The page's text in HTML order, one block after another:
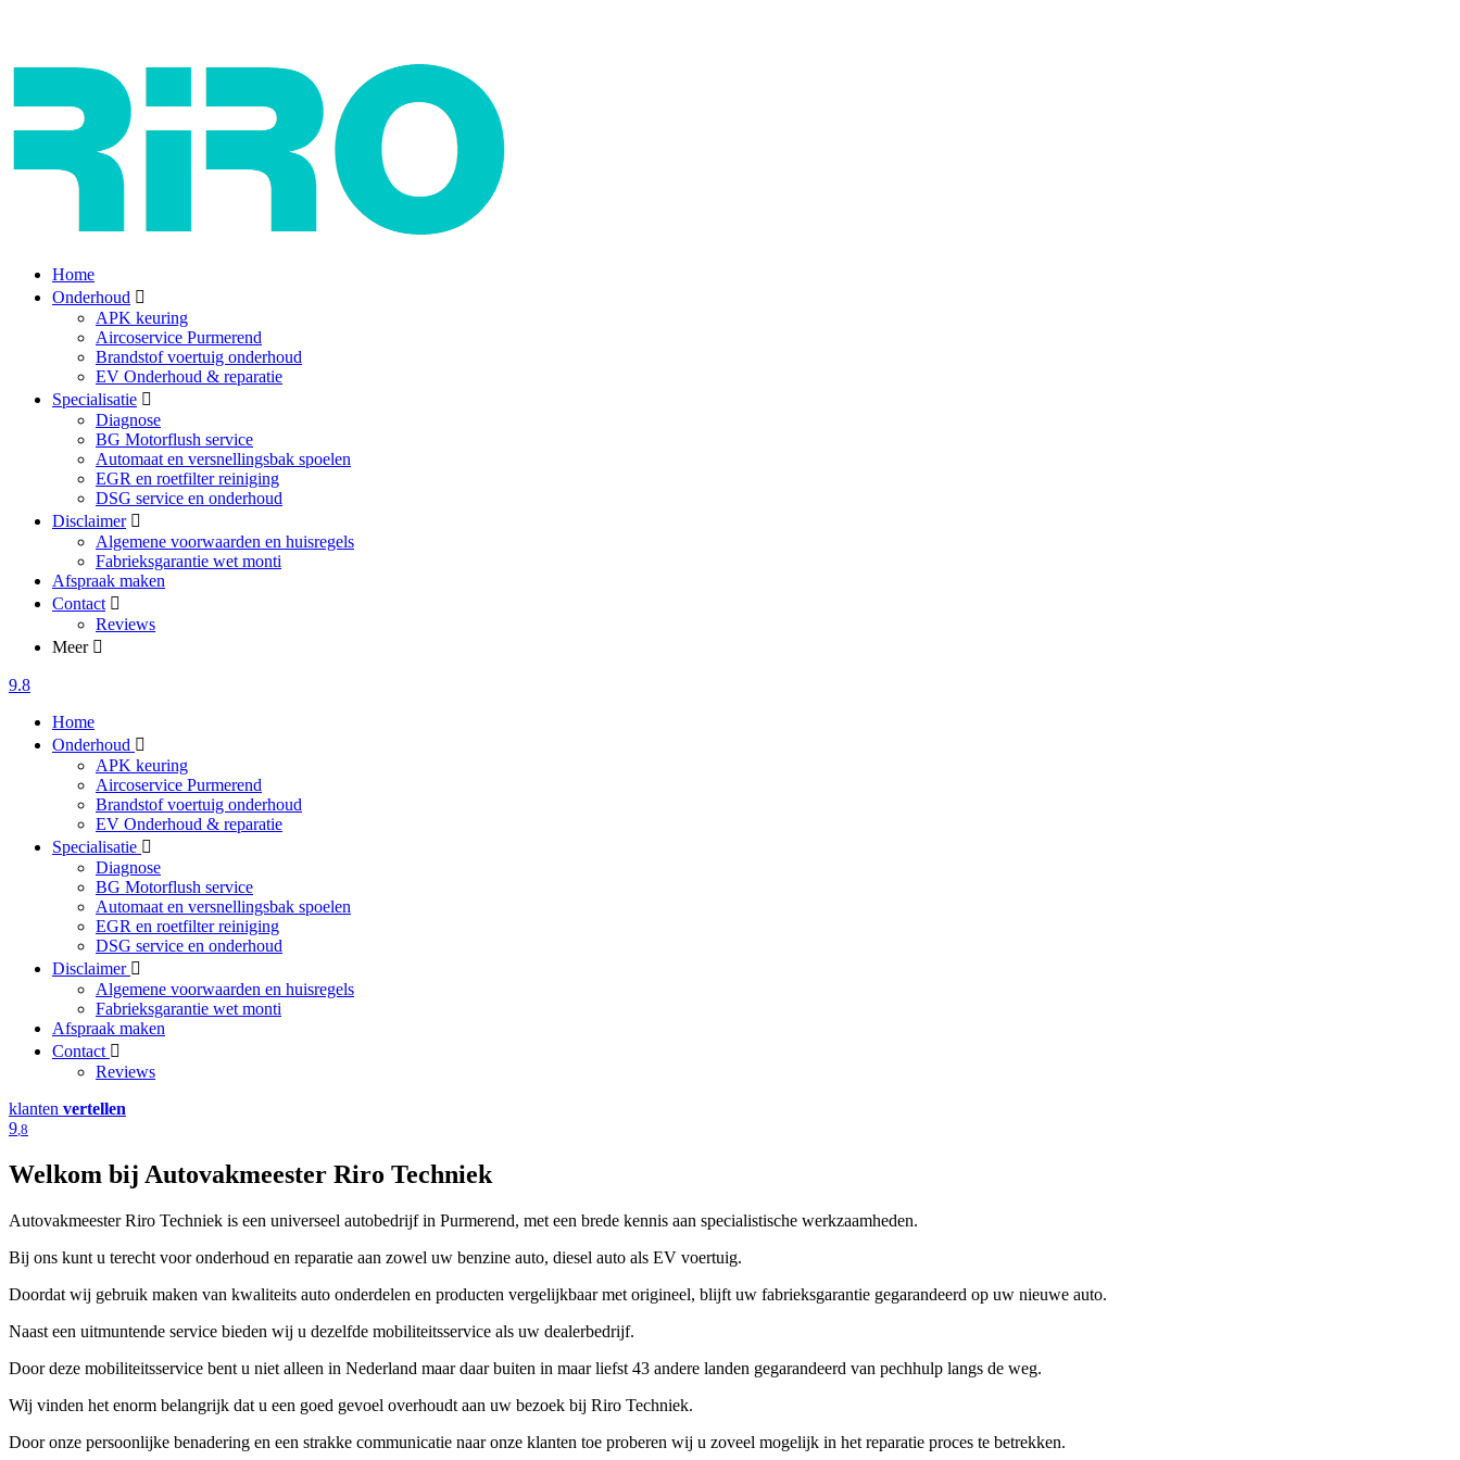
Home
Onderhoud
APK keuring
Aircoservice Purmerend
Brandstof voertuig onderhoud
EV Onderhoud & reparatie
Specialisatie
Diagnose
BG Motorflush service
Automaat en versnellingsbak spoelen
EGR en roetfilter reiniging
DSG service en onderhoud
Disclaimer
Algemene voorwaarden en huisregels
Fabrieksgarantie wet monti
Afspraak maken
Contact
Reviews
Meer
9.8
Home
Onderhoud
APK keuring
Aircoservice Purmerend
Brandstof voertuig onderhoud
EV Onderhoud & reparatie
Specialisatie
Diagnose
BG Motorflush service
Automaat en versnellingsbak spoelen
EGR en roetfilter reiniging
DSG service en onderhoud
Disclaimer
Algemene voorwaarden en huisregels
Fabrieksgarantie wet monti
Afspraak maken
Contact
Reviews
klanten vertellen
9,8
Welkom bij Autovakmeester Riro Techniek
Autovakmeester Riro Techniek is een universeel autobedrijf in Purmerend, met een brede kennis aan specialistische werkzaamheden.
Bij ons kunt u terecht voor onderhoud en reparatie aan zowel uw benzine auto, diesel auto als EV voertuig.
Doordat wij gebruik maken van kwaliteits auto onderdelen en producten vergelijkbaar met origineel, blijft uw fabrieksgarantie gegarandeerd op uw nieuwe auto.
Naast een uitmuntende service bieden wij u dezelfde mobiliteitsservice als uw dealerbedrijf.
Door deze mobiliteitsservice bent u niet alleen in Nederland maar daar buiten in maar liefst 43 andere landen gegarandeerd van pechhulp langs de weg.
Wij vinden het enorm belangrijk dat u een goed gevoel overhoudt aan uw bezoek bij Riro Techniek.
Door onze persoonlijke benadering en een strakke communicatie naar onze klanten toe proberen wij u zoveel mogelijk in het reparatie proces te betrekken.